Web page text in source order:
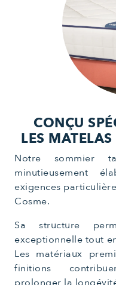
CONÇU
LES
Notre sommier
minutieusement
exigences
Cosme.
Sa structure
exceptionnelle tout
Les matériaux
finitions